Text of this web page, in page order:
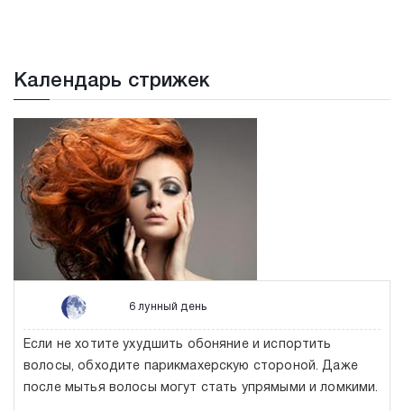
Календарь стрижек
6 лунный день
Если не хотите ухудшить обоняние и испортить
волосы, обходите парикмахерскую стороной. Даже
после мытья волосы могут стать упрямыми и ломкими.